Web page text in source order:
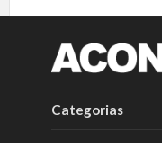
Categorias